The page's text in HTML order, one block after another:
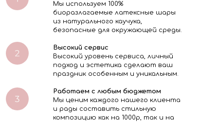
Мы используем 100%
биоразлагаемые латексные шары
из натурального каучука,
безопасные для окружающей среды.
Высокий сервис
Высокий уровень сервиса, личный
подход и эстетика сделают ваш
праздник особенным и уникальным.
Работаем с любым бюджетом
Мы ценим каждого нашего клиента
и рады составить стильную
композицию как на 1000р, так и на